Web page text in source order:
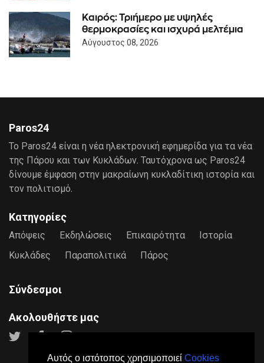
Αυτός ο ιστότοπος χρησιμοποιεί Cookies
Καιρός: Τριήμερο με υψηλές
θερμοκρασίες και ισχυρά μελτέμια
Αύγουστος 08, 2026
Paros24
Το Paros24 είναι η νέα ηλεκτρονική εφημερίδα για τα νέα
της Πάρου και των Κυκλάδων. Ταυτόχρονα ως Paros24
δίνουμε έμφαση στην μακραίωνη κυκλαδίτικη ιστορία και
τον πολιτισμό.
Κατηγορίες
Απόψεις Εκδηλώσεις Επικαιρότητα
Ιστορία
Κυκλάδες
Παραπολιτικά Πάρος
Σύνδεσμοι
Ακολουθήστε μας